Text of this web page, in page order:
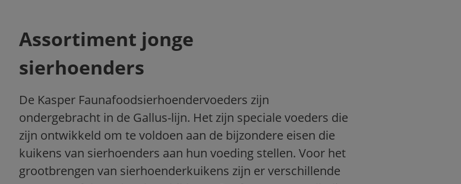
Assortiment jonge
sierhoenders
De Kasper Faunafoodsierhoendervoeders zijn
ondergebracht in de Gallus-lijn. Het zijn speciale voeders die
zijn ontwikkeld om te voldoen aan de bijzondere eisen die
kuikens van sierhoenders aan hun voeding stellen. Voor het
grootbrengen van sierhoenderkuikens zijn er verschillende